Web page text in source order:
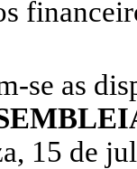
se as
15 de